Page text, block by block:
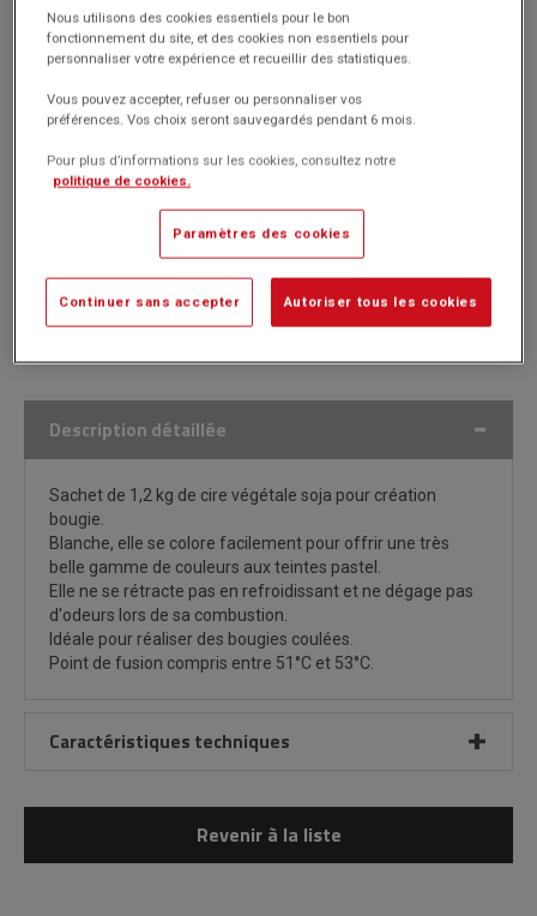
Blanche, elle se colore facilement pour offrir une très belle
gamme de couleurs aux teintes pastel.
Elle ne se rétracte pas en refroidissant et ne dégage pas
Idéale pour réaliser des bougies coulées.
Point de fusion compris entre 51°C et 53°C.
Marque : Graine creative
HT
(24.96€ )
Description détaillée
Sachet de 1,2 kg de cire végétale soja pour création
bougie.
Blanche, elle se colore facilement pour offrir une très
belle gamme de couleurs aux teintes pastel.
Elle ne se rétracte pas en refroidissant et ne dégage pas
d'odeurs lors de sa combustion.
Idéale pour réaliser des bougies coulées.
Point de fusion compris entre 51°C et 53°C.
Caractéristiques techniques
Revenir à la liste
Nous utilisons des cookies essentiels pour le bon
fonctionnement du site, et des cookies non essentiels pour
personnaliser votre expérience et recueillir des statistiques.
Vous pouvez accepter, refuser ou personnaliser vos
préférences. Vos choix seront sauvegardés pendant 6 mois.
Pour plus d’informations sur les cookies, consultez notre
politique de cookies.
Paramètres des cookies
Continuer sans accepter Autoriser tous les cookies